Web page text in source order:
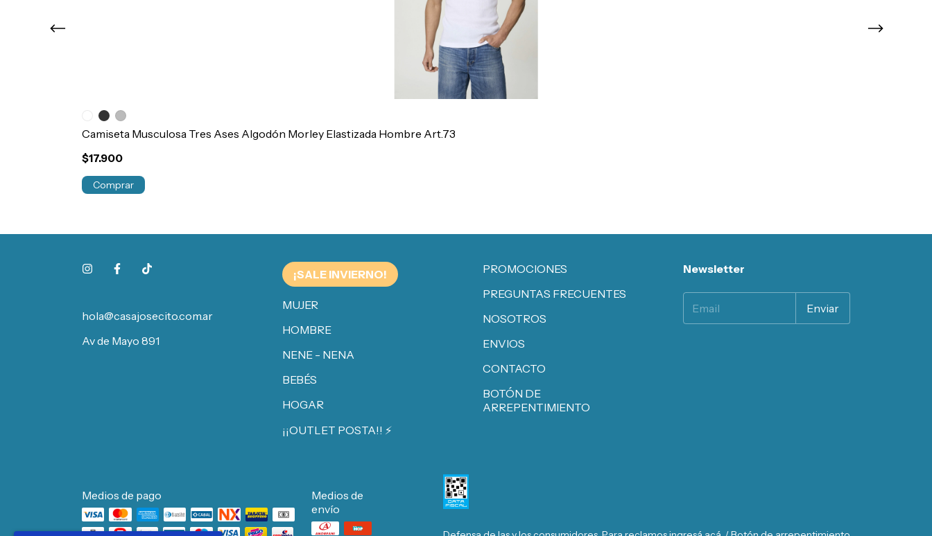
Camiseta Musculosa Tres Ases Algodón Morley Elastizada Hombre Art.73
$17.900
Comprar
hola@casajosecito.com.ar
Av de Mayo 891
¡SALE INVIERNO!
MUJER
HOMBRE
NENE - NENA
BEBÉS
HOGAR
¡¡OUTLET POSTA!! ⚡️
PROMOCIONES
PREGUNTAS FRECUENTES
NOSOTROS
ENVIOS
CONTACTO
BOTÓN DE
ARREPENTIMIENTO
Newsletter
Medios de pago
Medios de
envío